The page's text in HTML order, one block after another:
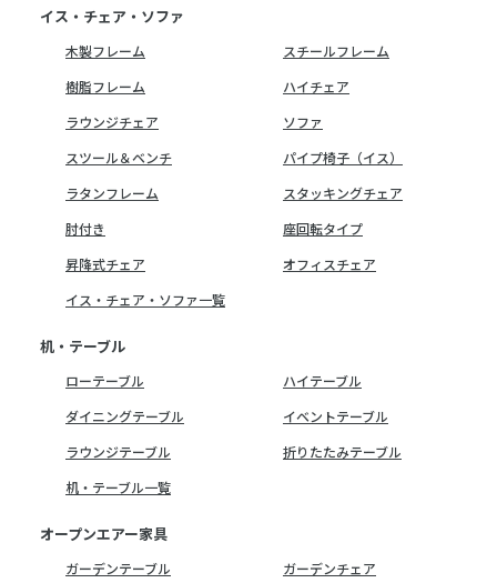
イス・チェア・ソファ
木製フレーム
スチールフレーム
樹脂フレーム
ハイチェア
ラウンジチェア
ソファ
スツール＆ベンチ
パイプ椅子（イス）
ラタンフレーム
スタッキングチェア
肘付き
座回転タイプ
昇降式チェア
オフィスチェア
イス・チェア・ソファ一覧
机・テーブル
ローテーブル
ハイテーブル
ダイニングテーブル
イベントテーブル
ラウンジテーブル
折りたたみテーブル
机・テーブル一覧
オープンエアー家具
ガーデンテーブル
ガーデンチェア